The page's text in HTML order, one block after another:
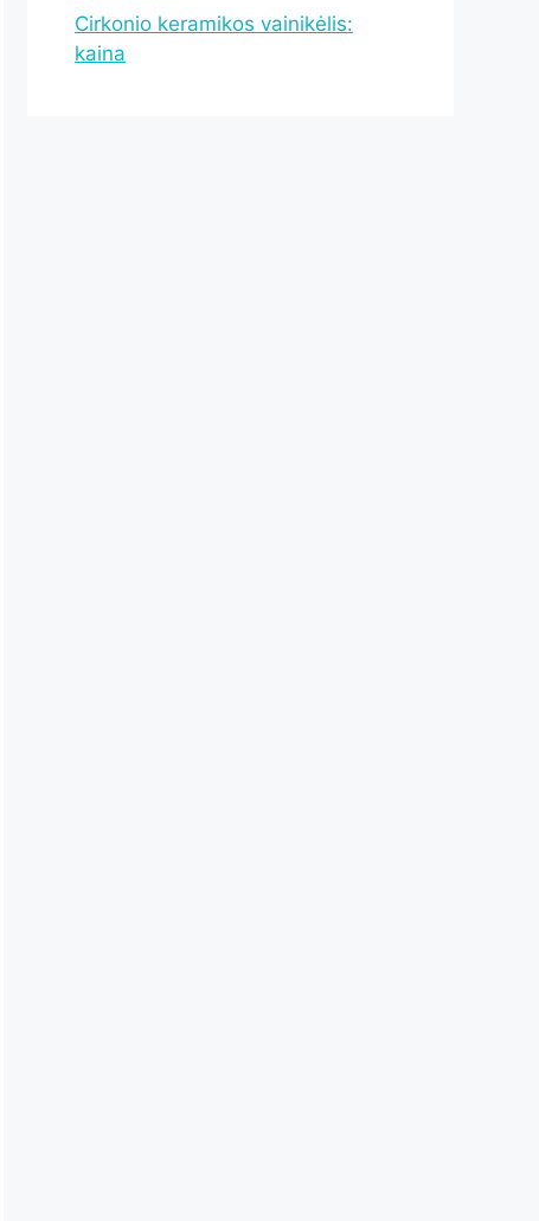
Cirkonio keramikos vainikėlis:
kaina